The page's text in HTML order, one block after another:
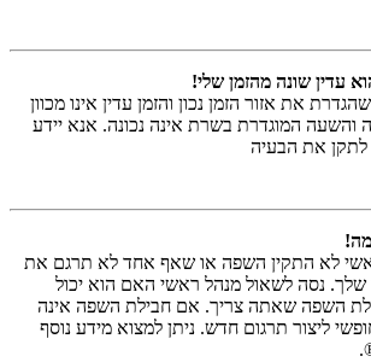
עדין שונה מהזמן שלי!
את אזור הזמן נכון והזמן עדין אינו מכוון
והשעה המוגדרת בשרת אינה נכונה. אנא יידע
לתקן את הבעיה
לא התקין השפה או שאף אחד לא תרגם את
נסה לשאול מנהל ראשי האם הוא יכול
השפה שאתה צריך. אם חבילת השפה אינה
ליצור תרגום חדש. ניתן למצוא מידע נוסף